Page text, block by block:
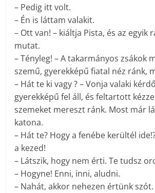
– Pedig itt volt.
– Én is láttam valakit.
– Ott van! – kiáltja Pista, és az egyik
mutat.
– Tényleg! – A takarmányos zsákok
szemű, gyerekképű fiatal néz ránk,
– Hát te ki vagy ? – Vonja valaki
gyerekképű fel áll, és feltartott
szemeket mereszt ránk. Most már
katona.
– Hát te? Hogy a fenébe kerültél
a kezed!
– Látszik, hogy nem érti. Te tudsz
– Hogyne! Enni, inni, aludni.
– Nahát, akkor nehezen értünk